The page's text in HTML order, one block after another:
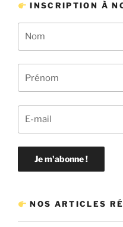
INSCRIPTION À
NOS ARTICLES